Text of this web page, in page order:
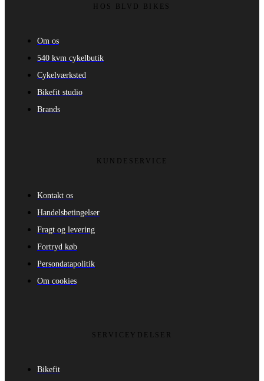
HOS BLVD BIKES
Om os
540 kvm cykelbutik
Cykelværksted
Bikefit studio
Brands
KUNDESERVICE
Kontakt os
Handelsbetingelser
Fragt og levering
Fortryd køb
Persondatapolitik
Om cookies
SERVICEYDELSER
Bikefit